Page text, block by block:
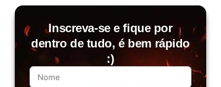
Inscreva-se e fique por
dentro de tudo, é bem rápido
:)